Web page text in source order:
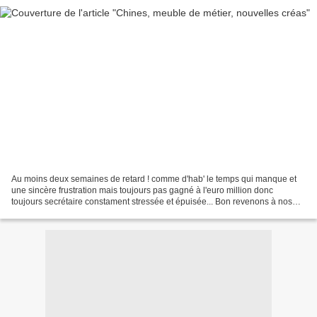
Au moins deux semaines de retard ! comme d'hab' le temps qui manque et
une sincère frustration mais toujours pas gagné à l'euro million donc
toujours secrétaire constament stressée et épuisée... Bon revenons à nos